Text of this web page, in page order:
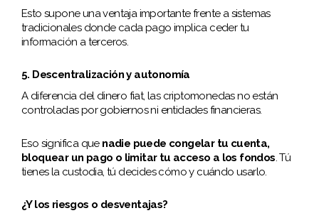
Esto supone una ventaja importante frente a sistemas
tradicionales donde cada pago implica ceder tu
información a terceros.
5. Descentralización y autonomía
A diferencia del dinero fiat, las criptomonedas no están
controladas por gobiernos ni entidades financieras.
Eso significa que nadie puede congelar tu cuenta,
bloquear un pago o limitar tu acceso a los fondos . Tú
tienes la custodia, tú decides cómo y cuándo usarlo.
¿Y los riesgos o desventajas?